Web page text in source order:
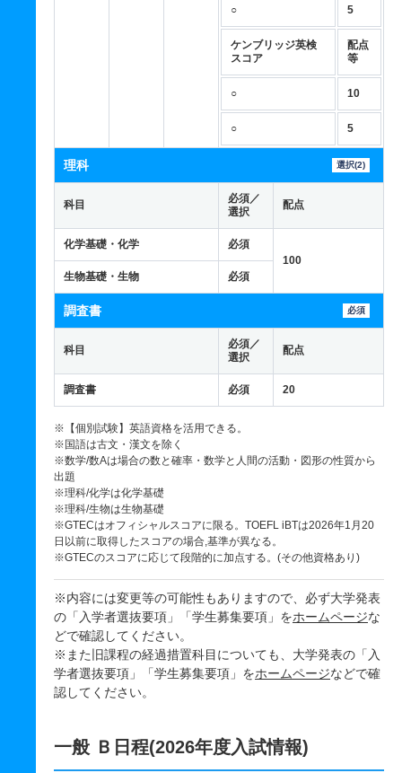
○ 5
ケンブリッジ英検
スコア
配点
等
○ 10
○ 5
理科 選択(2)
科目
必須／
選択
配点
化学基礎・化学
必須
100
生物基礎・生物
必須
調査書 必須
科目
必須／
選択
配点
調査書 必須 20
※【個別試験】英語資格を活用できる。
※国語は古文・漢文を除く
※数学/数Aは場合の数と確率・数学と人間の活動・図形の性質から
出題
※理科/化学は化学基礎
※理科/生物は生物基礎
※GTECはオフィシャルスコアに限る。TOEFL iBTは2026年1月20
日以前に取得したスコアの場合,基準が異なる。
※GTECのスコアに応じて段階的に加点する。(その他資格あり)
※内容には変更等の可能性もありますので、必ず大学発表
の「入学者選抜要項」「学生募集要項」をホームページな
どで確認してください。
※また旧課程の経過措置科目についても、大学発表の「入
学者選抜要項」「学生募集要項」をホームページなどで確
認してください。
一般 Ｂ日程(2026年度入試情報)